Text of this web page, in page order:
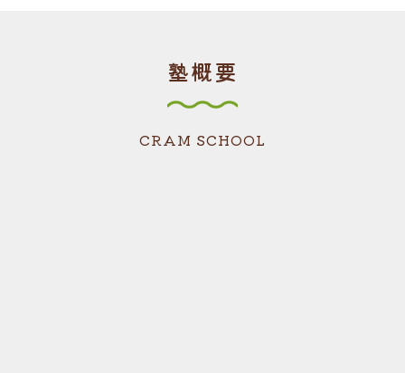
塾概要
CRAM SCHOOL